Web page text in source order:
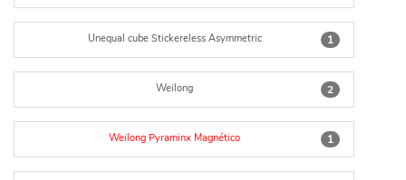
1
Unequal cube Stickereless Asymmetric
2
Weilong
1
Weilong Pyraminx Magnético